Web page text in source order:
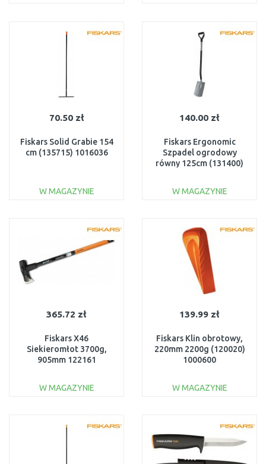
Do porównania Do porównania
70.50 zł
Fiskars Solid Grabie 154
cm (135715) 1016036
W MAGAZYNIE
Do porównania
140.00 zł
Fiskars Ergonomic
Szpadel ogrodowy
równy 125cm (131400)
W MAGAZYNIE
Do porównania
365.72 zł
Fiskars X46
Siekieromłot 3700g,
905mm 122161
W MAGAZYNIE
Do porównania
139.99 zł
Fiskars Klin obrotowy,
220mm 2200g (120020)
1000600
W MAGAZYNIE
Do porównania